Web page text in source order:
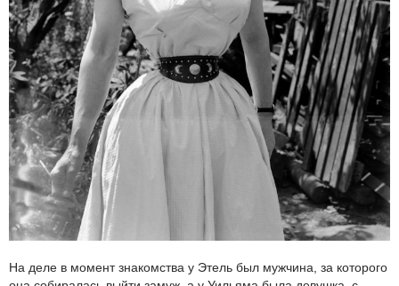
На деле в момент знакомства у Этель был мужчина, за которого